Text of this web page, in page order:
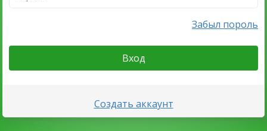
Забыл пороль
Вход
Создать аккаунт